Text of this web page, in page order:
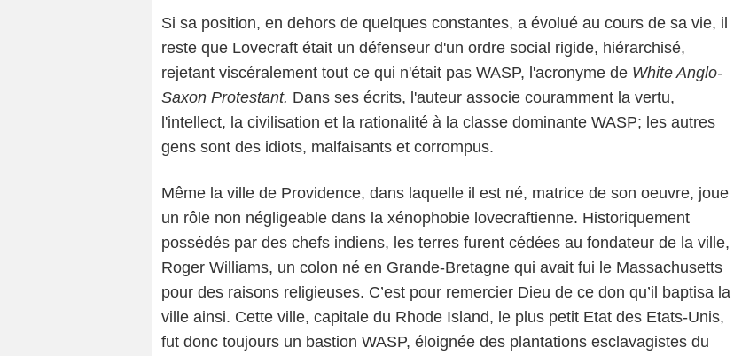
Si sa position, en dehors de quelques constantes, a évolué au cours de sa vie, il
reste que Lovecraft était un défenseur d'un ordre social rigide, hiérarchisé,
rejetant viscéralement tout ce qui n'était pas WASP, l'acronyme de White Anglo-
Saxon Protestant. Dans ses écrits, l'auteur associe couramment la vertu,
l'intellect, la civilisation et la rationalité à la classe dominante WASP; les autres
gens sont des idiots, malfaisants et corrompus.
Même la ville de Providence, dans laquelle il est né, matrice de son oeuvre, joue
un rôle non négligeable dans la xénophobie lovecraftienne. Historiquement
possédés par des chefs indiens, les terres furent cédées au fondateur de la ville,
Roger Williams, un colon né en Grande-Bretagne qui avait fui le Massachusetts
pour des raisons religieuses. C’est pour remercier Dieu de ce don qu’il baptisa la
ville ainsi. Cette ville, capitale du Rhode Island, le plus petit Etat des Etats-Unis,
fut donc toujours un bastion WASP, éloignée des plantations esclavagistes du